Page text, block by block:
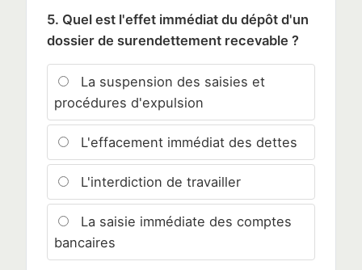
5. Quel est l'effet immédiat du dépôt d'un
dossier de surendettement recevable ?
La suspension des saisies et
procédures d'expulsion
L'effacement immédiat des dettes
L'interdiction de travailler
La saisie immédiate des comptes
bancaires